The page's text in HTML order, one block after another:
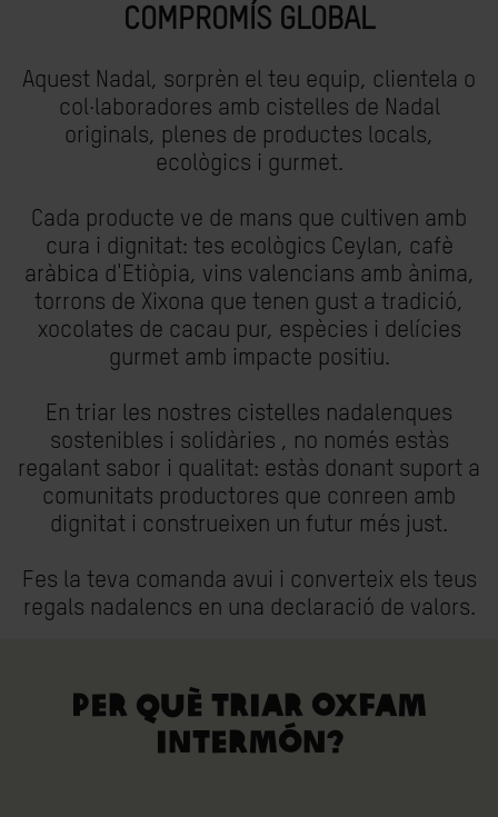
COMPROMÍS GLOBAL
Aquest Nadal, sorprèn el teu equip, clientela o
col·laboradores amb cistelles de Nadal
originals, plenes de productes locals,
ecològics i gurmet.
Cada producte ve de mans que cultiven amb
cura i dignitat: tes ecològics Ceylan, cafè
aràbica d'Etiòpia, vins valencians amb ànima,
torrons de Xixona que tenen gust a tradició,
xocolates de cacau pur, espècies i delícies
gurmet amb impacte positiu.
En triar les nostres cistelles nadalenques
sostenibles i solidàries , no només estàs
regalant sabor i qualitat: estàs donant suport a
comunitats productores que conreen amb
dignitat i construeixen un futur més just.
Fes la teva comanda avui i converteix els teus
regals nadalencs en una declaració de valors.
PER QUÈ TRIAR OXFAM
INTERMÓN?